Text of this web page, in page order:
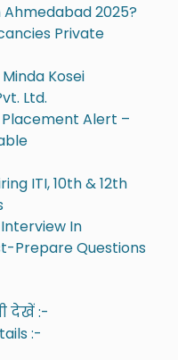
Ahmedabad 2025?
Private
Kosei
Ltd.
Placement Alert –
ITI, 10th & 12th
In
Prepare Questions
देखें :-
:-